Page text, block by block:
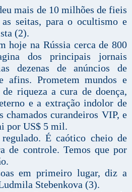
mais de 10 milhões de fieis
seitas, para o ocultismo e
(2).
hoje na Rússia cerca de 800
dos principais jornais
dezenas de anúncios de
afins. Prometem mundos e
riqueza a cura de doença,
e a extração indolor de
chamados curandeiros VIP, e
por US$ 5 mil.
É caótico cheio de
de controle. Temos que por
em primeiro lugar, diz a
Stebenkova (3).